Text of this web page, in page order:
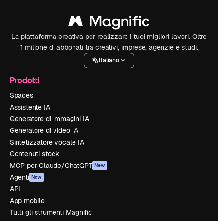
La piattaforma creativa per realizzare i tuoi migliori lavori. Oltre
1 milione di abbonati tra creativi, imprese, agenzie e studi.
Italiano
Prodotti
Spaces
Assistente IA
Generatore di immagini IA
Generatore di video IA
Sintetizzatore vocale IA
Contenuti stock
MCP per Claude/ChatGPT New
Agenti New
API
App mobile
Tutti gli strumenti Magnific